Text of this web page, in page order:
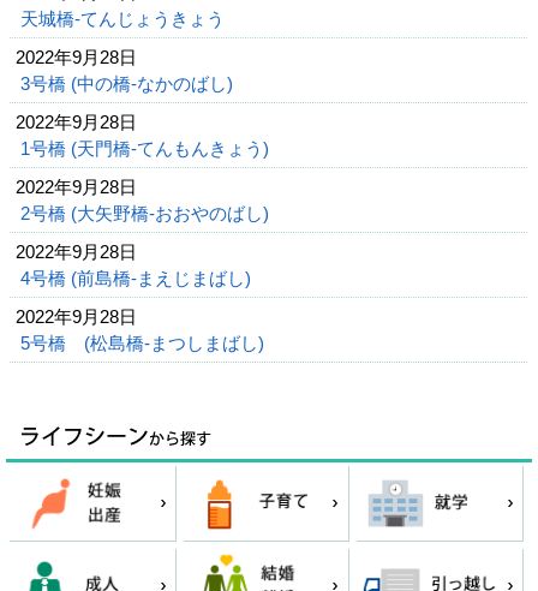
天城橋‐てんじょうきょう
2022年9月28日
3号橋 (中の橋‐なかのばし)
2022年9月28日
1号橋 (天門橋‐てんもんきょう)
2022年9月28日
2号橋 (大矢野橋-おおやのばし)
2022年9月28日
4号橋 (前島橋‐まえじまばし)
2022年9月28日
5号橋 (松島橋‐まつしまばし)